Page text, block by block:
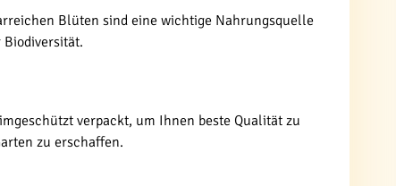
Blüten sind eine wichtige Nahrungsquelle
verpackt, um Ihnen beste Qualität zu
zu erschaffen.